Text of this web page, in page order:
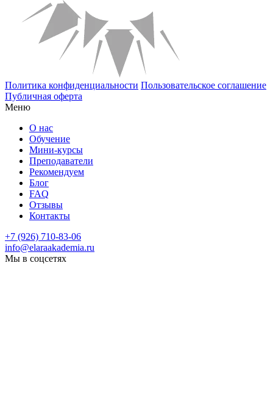
Политика конфиденциальности Пользовательское соглашение
Публичная оферта
Меню
О нас
Обучение
Мини-курсы
Преподаватели
Рекомендуем
Блог
FAQ
Отзывы
Контакты
+7 (926) 710-83-06
info@elaraakademia.ru
Мы в соцсетях